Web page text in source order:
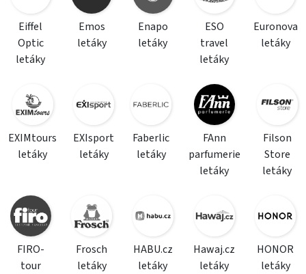
Eiffel
Optic
letáky
Emos
letáky
Enapo
letáky
ESO
travel
letáky
Euronova
letáky
EXIMtours
letáky
EXIsport
letáky
Faberlic
letáky
FAnn
parfumerie
letáky
Filson
Store
letáky
FIRO-
tour
Frosch
letáky
HABU.cz
letáky
Hawaj.cz
letáky
HONOR
letáky